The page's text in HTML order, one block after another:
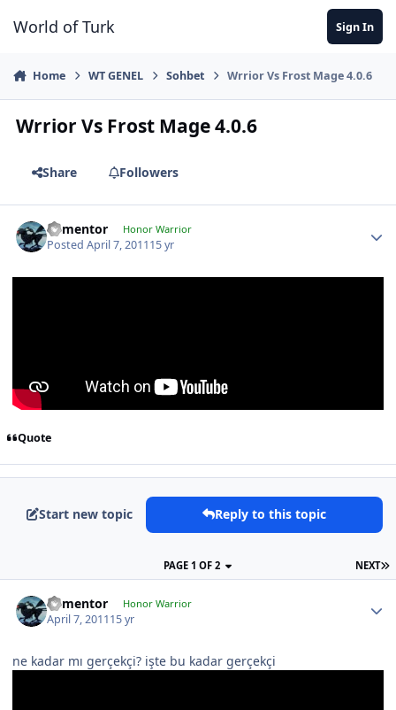
World of Turk Sign In
Home WT GENEL Sohbet Wrrior Vs Frost Mage 4.0.6
Wrrior Vs Frost Mage 4.0.6
Share Followers
dementor Honor Warrior
PostedApril 7, 201115 yr
Quote
Start new topic Reply to this topic
NEXT
PAGE 1 OF 2
dementor Honor Warrior
April 7, 201115 yr
ne kadar mı gerçekçi? işte bu kadar gerçekçi